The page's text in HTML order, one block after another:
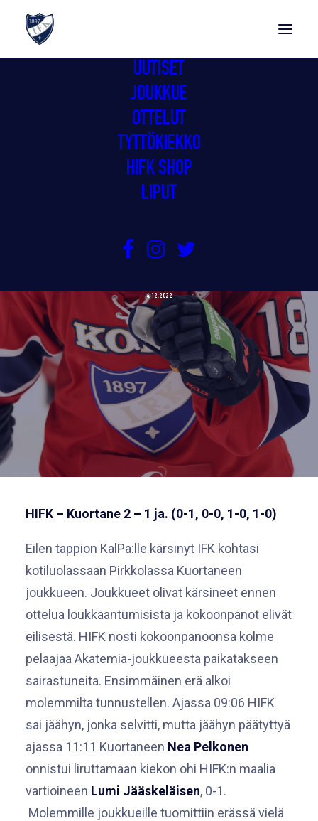
UUTISET
JOUKKUE
OTTELUT
TYTTÖKIEKKO
HIFK SHOP
LIPUT
GIMMOILLE JATKOAIKAVOITTO
4.12.2022
HIFK – Kuortane 2 – 1 ja. (0-1, 0-0, 1-0, 1-0)
Eilen tappion KalPa:lle kärsinyt IFK kohtasi
kotiluolassaan Pirkkolassa Kuortaneen
joukkueen. Joukkueet olivat kärsineet ennen
ottelua loukkaantumisista ja kokoonpanot elivät
eilisestä. HIFK nosti kokoonpanoonsa kolme
pelaajaa Akatemia-joukkueesta paikatakseen
sairastuneita. Ensimmäinen erä alkoi
molemmilta tunnustellen. Ajassa 09:06 HIFK
sai jäähyn, jonka selvitti, mutta jäähyn päätyttyä
ajassa 11:11 Kuortaneen Nea Pelkonen
onnistui liruttamaan kiekon ohi HIFK:n maalia
vartioineen Lumi Jääskeläisen, 0-1.
Molemmille joukkueille tuomittiin erässä vielä